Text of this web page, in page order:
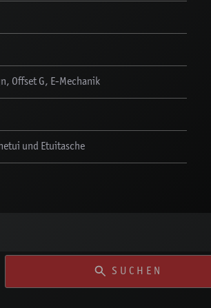
Offset G, E-Mechanik
und Etuitasche
SUCHEN